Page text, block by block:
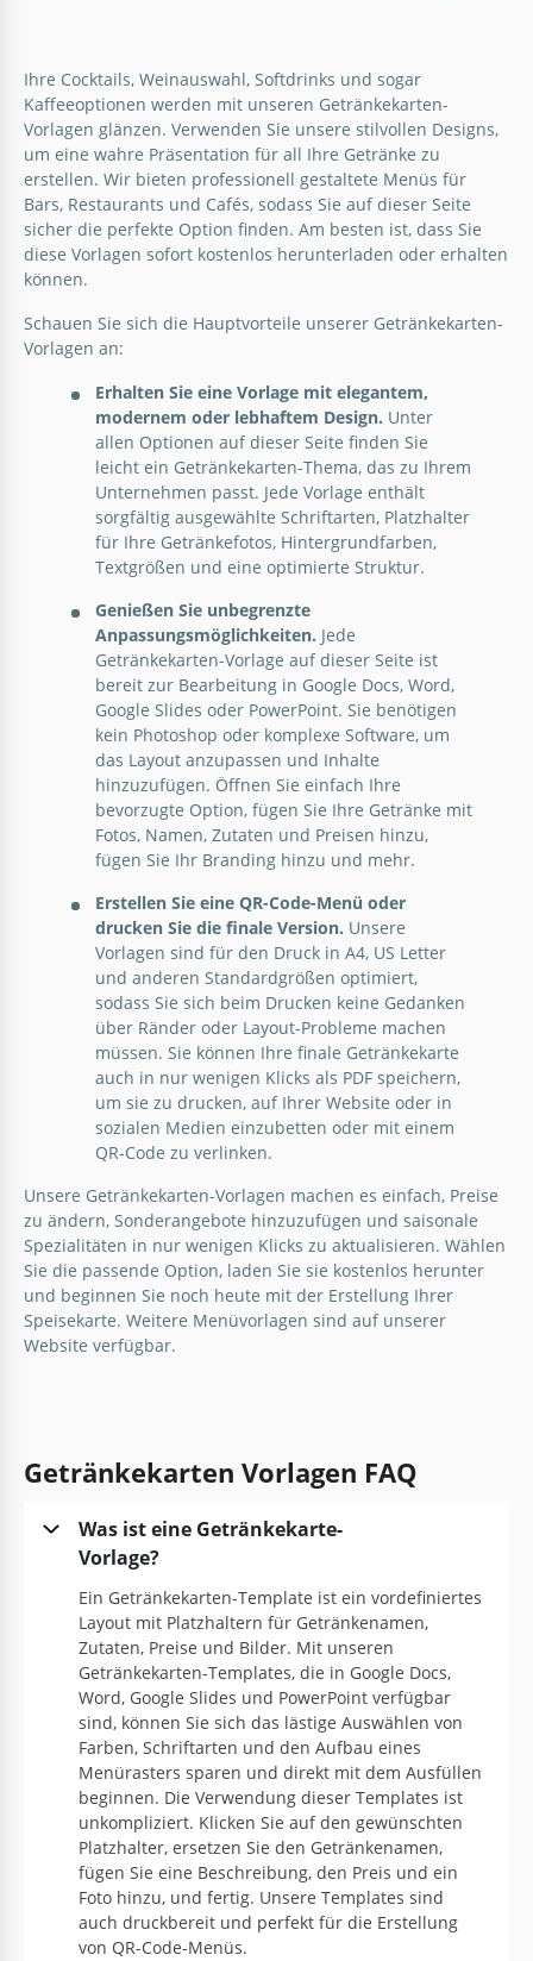
Elegante Cocktail-Restaurant
Speisekarte
Speisekarte für Cocktails erstellen, sollte diese
definitiv ein Luxusdesign haben.
Schwarze Cocktail-Restaurant-
Speisekarte
Dieses Menü verfügt über einen schwarzen
Hintergrund mit eleganter weißer Typografie, was
Google Slides
Rosa Getränkekarte
Lassen Sie uns Ihnen die niedlichste Getränkekarte
zeigen, die Sie je gesehen haben.
Google Docs
Große Kaffeehaus-Restaurant
Diese großartige Vorlage für das Restaurantmenü
des Kaffeehauses strahlt eine warme und
einladende Atmosphäre aus und spiegelt die
gemütliche Stimmung eines geliebten Kaffeehauses
wider.
Google Slides
Ihre Cocktails, Weinauswahl, Softdrinks und sogar
Kaffeeoptionen werden mit unseren Getränkekarten-
Vorlagen glänzen. Verwenden Sie unsere stilvollen Designs,
um eine wahre Präsentation für all Ihre Getränke zu
erstellen. Wir bieten professionell gestaltete Menüs für
Bars, Restaurants und Cafés, sodass Sie auf dieser Seite
sicher die perfekte Option finden. Am besten ist, dass Sie
diese Vorlagen sofort kostenlos herunterladen oder erhalten
können.
Schauen Sie sich die Hauptvorteile unserer Getränkekarten-
Vorlagen an:
Erhalten Sie eine Vorlage mit elegantem,
modernem oder lebhaftem Design. Unter
allen Optionen auf dieser Seite finden Sie
leicht ein Getränkekarten-Thema, das zu Ihrem
Unternehmen passt. Jede Vorlage enthält
sorgfältig ausgewählte Schriftarten, Platzhalter
für Ihre Getränkefotos, Hintergrundfarben,
Textgrößen und eine optimierte Struktur.
Genießen Sie unbegrenzte
Anpassungsmöglichkeiten. Jede
Getränkekarten-Vorlage auf dieser Seite ist
bereit zur Bearbeitung in Google Docs, Word,
Google Slides oder PowerPoint. Sie benötigen
kein Photoshop oder komplexe Software, um
das Layout anzupassen und Inhalte
hinzuzufügen. Öffnen Sie einfach Ihre
bevorzugte Option, fügen Sie Ihre Getränke mit
Fotos, Namen, Zutaten und Preisen hinzu,
fügen Sie Ihr Branding hinzu und mehr.
Erstellen Sie eine QR-Code-Menü oder
drucken Sie die finale Version. Unsere
Vorlagen sind für den Druck in A4, US Letter
und anderen Standardgrößen optimiert,
sodass Sie sich beim Drucken keine Gedanken
über Ränder oder Layout-Probleme machen
müssen. Sie können Ihre finale Getränkekarte
auch in nur wenigen Klicks als PDF speichern,
um sie zu drucken, auf Ihrer Website oder in
sozialen Medien einzubetten oder mit einem
QR-Code zu verlinken.
Unsere Getränkekarten-Vorlagen machen es einfach, Preise
zu ändern, Sonderangebote hinzuzufügen und saisonale
Spezialitäten in nur wenigen Klicks zu aktualisieren. Wählen
Sie die passende Option, laden Sie sie kostenlos herunter
und beginnen Sie noch heute mit der Erstellung Ihrer
Speisekarte. Weitere Menüvorlagen sind auf unserer
Website verfügbar.
Getränkekarten Vorlagen FAQ
Was ist eine Getränkekarte-
Vorlage?
Ein Getränkekarten-Template ist ein vordefiniertes
Layout mit Platzhaltern für Getränkenamen,
Zutaten, Preise und Bilder. Mit unseren
Getränkekarten-Templates, die in Google Docs,
Word, Google Slides und PowerPoint verfügbar
sind, können Sie sich das lästige Auswählen von
Farben, Schriftarten und den Aufbau eines
Menürasters sparen und direkt mit dem Ausfüllen
beginnen. Die Verwendung dieser Templates ist
unkompliziert. Klicken Sie auf den gewünschten
Platzhalter, ersetzen Sie den Getränkenamen,
fügen Sie eine Beschreibung, den Preis und ein
Foto hinzu, und fertig. Unsere Templates sind
auch druckbereit und perfekt für die Erstellung
von QR-Code-Menüs.